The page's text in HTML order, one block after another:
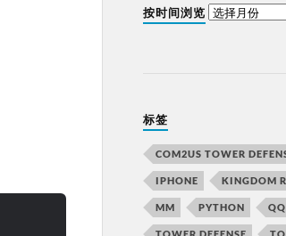
按时间浏览
标签
COM2US TOWER
IPHONE KINGDOM
MM PYTHON QQ